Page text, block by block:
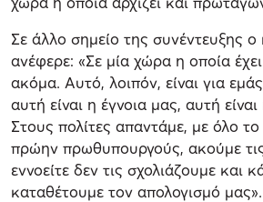
Σε άλλο σημείο της συνέντευξης
ανέφερε: «Σε μία χώρα η οποία
ακόμα. Αυτό, λοιπόν, είναι για
αυτή είναι η έγνοια μας, αυτή
Στους πολίτες απαντάμε, με όλο
πρώην πρωθυπουργούς, ακούμε
εννοείτε δεν τις σχολιάζουμε και
καταθέτουμε τον απολογισμό μας».